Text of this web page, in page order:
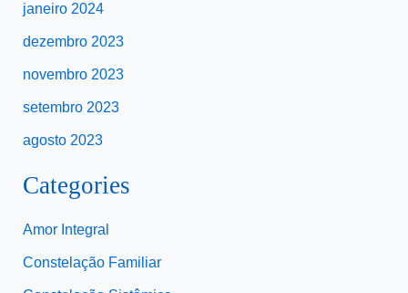
janeiro 2024
dezembro 2023
novembro 2023
setembro 2023
agosto 2023
Categories
Amor Integral
Constelação Familiar